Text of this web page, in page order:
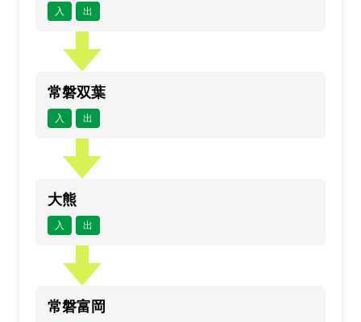
入 出
常磐双葉
入 出
大熊
入 出
常磐富岡